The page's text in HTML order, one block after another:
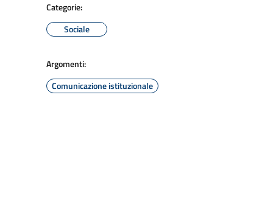
Categorie:
Sociale
Argomenti:
Comunicazione istituzionale